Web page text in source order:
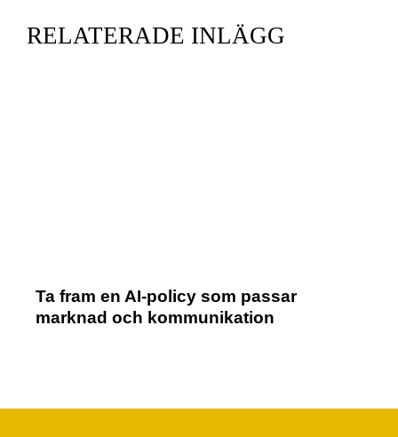
RELATERADE INLÄGG
Ta fram en AI-policy som passar
marknad och kommunikation